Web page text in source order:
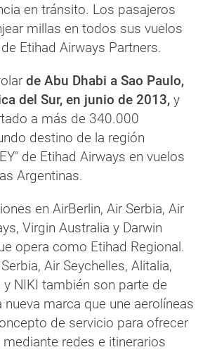
en tránsito. Los pasajeros
millas en todos sus vuelos
Etihad Airways Partners.
de Abu Dhabi a Sao Paulo,
del Sur, en junio de 2013, y
a más de 340.000
destino de la región
de Etihad Airways en vuelos
Argentinas.
en AirBerlin, Air Serbia, Air
Virgin Australia y Darwin
opera como Etihad Regional.
Air Seychelles, Alitalia,
NIKI también son parte de
marca que une aerolíneas
de servicio para ofrecer
redes e itinerarios